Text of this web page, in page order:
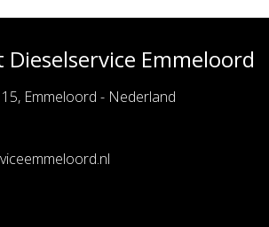
Emmeloord
Emmeloord - Nederland